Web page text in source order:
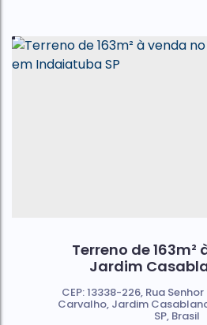
Terreno de 163m²
Jardim
CEP: 13338-226, Rua
Carvalho, Jardim
SP, Brasil